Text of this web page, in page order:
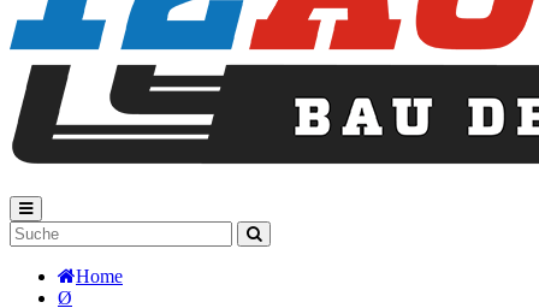
Home
Ø